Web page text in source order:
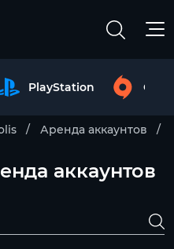
PlayStation
Аренда аккаунтов
аккаунтов